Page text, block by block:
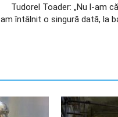
Tudorel Toader: „Nu l-am
am întâlnit o singură dată, la